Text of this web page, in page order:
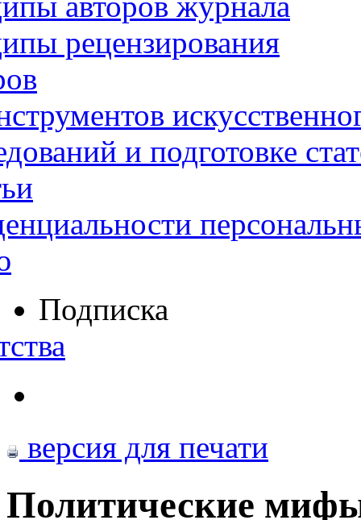
рецензирования
и подготовке
Подписка
версия для печати
Политические